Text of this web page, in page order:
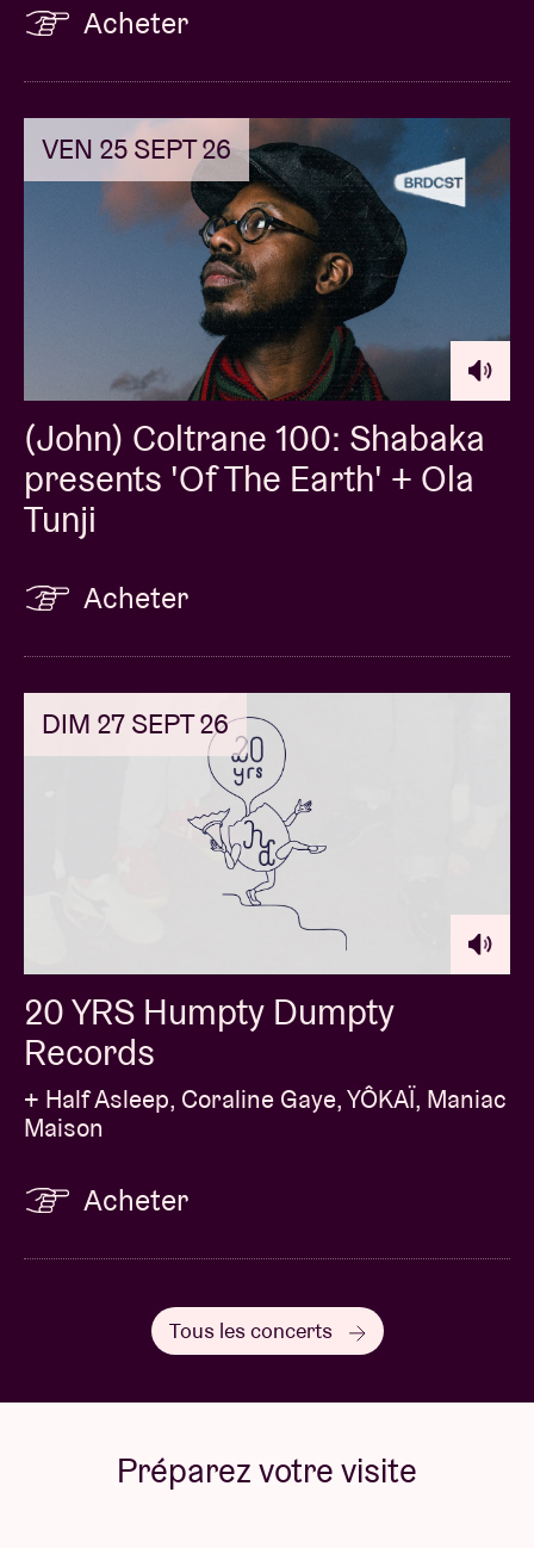
Acheter
VEN 25 SEPT 26
(John) Coltrane 100: Shabaka
presents 'Of The Earth' + Ola
Tunji
Acheter
DIM 27 SEPT 26
20 YRS Humpty Dumpty
Records
+ Half Asleep, Coraline Gaye, YÔKAÏ, Maniac
Maison
Acheter
Tous les concerts
Préparez votre visite